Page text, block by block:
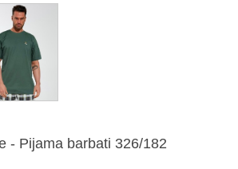
- Pijama barbati 326/182